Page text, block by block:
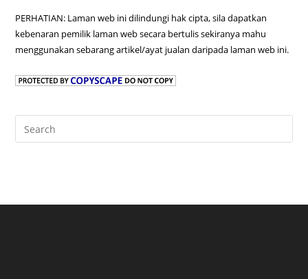
PERHATIAN: Laman web ini dilindungi hak cipta, sila dapatkan
kebenaran pemilik laman web secara bertulis sekiranya mahu
menggunakan sebarang artikel/ayat jualan daripada laman web ini.